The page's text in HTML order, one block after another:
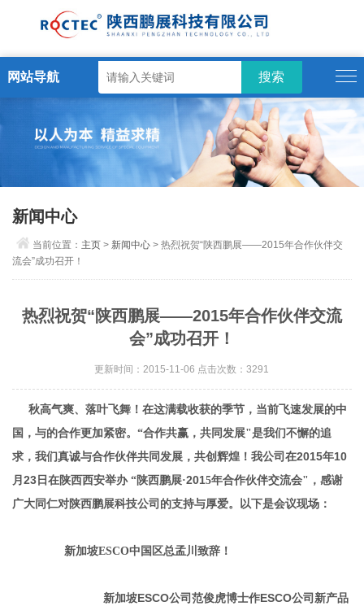
网站导航
新闻中心
当前位置： 主页 > 新闻中心 > 热烈祝贺“陕西鹏展——2015年合作伙伴交
流会”成功召开！
热烈祝贺“陕西鹏展——2015年合作伙伴交流
会”成功召开！
更新时间：2015-11-06 点击次数：3291
秋高气爽、落叶飞舞！在这满载收获的季节，当前飞速发展的中
国，与的合作更加紧密。“合作共赢，共同发展"是我们不懈的追
求，我们真诚与合作伙伴共同发展，共创辉煌！我公司在2015年10
月23 日在陕西西安举办 “陕西鹏展·2015年合作伙伴交流会"，感谢
广大同仁对陕西鹏展科技公司的支持与厚爱。 以下是会议现场：
新加坡ESCO中国区总孟川致辞！
新加坡ESCO公司范俊虎博士作ESCO公司新产品